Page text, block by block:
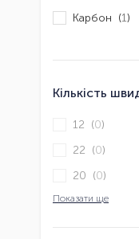
Карбон (1)
Кількість
12 (0)
22 (0)
20 (0)
Показати ще